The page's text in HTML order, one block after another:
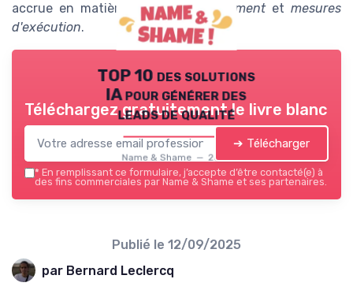
accrue en matière dedélai de paiementet mesures
d'exécution.
TOP 10 des solutions
IA pour générer des
leads de qualité
Name & Shame — 2026
Téléchargez gratuitement le livre blanc
➔ Télécharger
* En remplissant ce formulaire, j’accepte d’être contacté(e) à
des fins commerciales par Name & Shame et ses partenaires.
Publié le 12/09/2025
par Bernard Leclercq